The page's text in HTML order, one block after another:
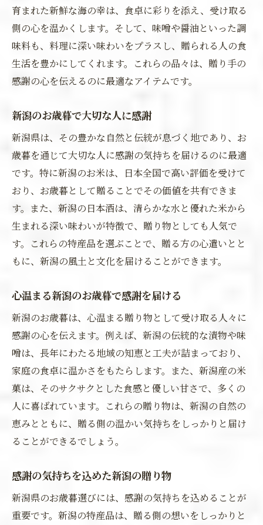
育まれた新鮮な海の幸は、食卓に彩りを添え、受け取る
側の心を温かくします。そして、味噌や醤油といった調
味料も、料理に深い味わいをプラスし、贈られる人の食
生活を豊かにしてくれます。これらの品々は、贈り手の
感謝の心を伝えるのに最適なアイテムです。
新潟のお歳暮で大切な人に感謝
新潟県は、その豊かな自然と伝統が息づく地であり、お
歳暮を通じて大切な人に感謝の気持ちを届けるのに最適
です。特に新潟のお米は、日本全国で高い評価を受けて
おり、お歳暮として贈ることでその価値を共有できま
す。また、新潟の日本酒は、清らかな水と優れた米から
生まれる深い味わいが特徴で、贈り物としても人気で
す。これらの特産品を選ぶことで、贈る方の心遣いとと
もに、新潟の風土と文化を届けることができます。
心温まる新潟のお歳暮で感謝を届ける
新潟のお歳暮は、心温まる贈り物として受け取る人々に
感謝の心を伝えます。例えば、新潟の伝統的な漬物や味
噌は、長年にわたる地域の知恵と工夫が詰まっており、
家庭の食卓に温かさをもたらします。また、新潟産の米
菓は、そのサクサクとした食感と優しい甘さで、多くの
人に喜ばれています。これらの贈り物は、新潟の自然の
恵みとともに、贈る側の温かい気持ちをしっかりと届け
ることができるでしょう。
感謝の気持ちを込めた新潟の贈り物
新潟県のお歳暮選びには、感謝の気持ちを込めることが
重要です。新潟の特産品は、贈る側の想いをしっかりと